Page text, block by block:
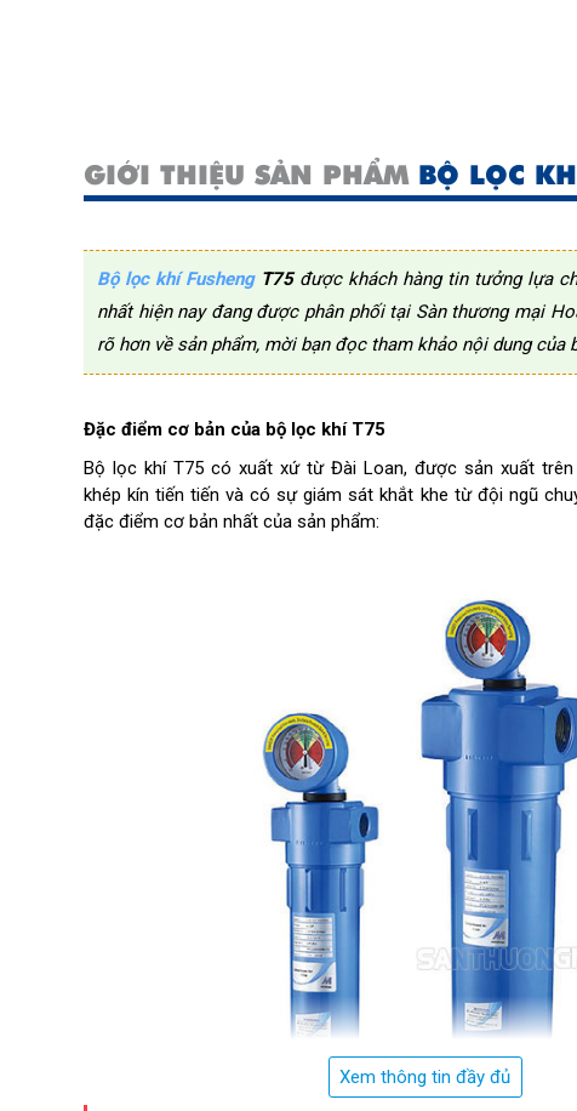
GIỚI THIỆU SẢN PHẨM BỘ LỌC
Bộ lọc khí FushengT75 được khách hàng tin tưởng lựa
nhất hiện nay đang được phân phối tại Sàn thương mại
rõ hơn về sản phẩm, mời bạn đọc tham khảo nội dung của
Đặc điểm cơ bản của bộ lọc khí T75
Bộ lọc khí T75 có xuất xứ từ Đài Loan, được sản xuất trên
khép kín tiến tiến và có sự giám sát khắt khe từ đội ngũ
đặc điểm cơ bản nhất của sản phẩm:
Xem thông tin đầy đủ